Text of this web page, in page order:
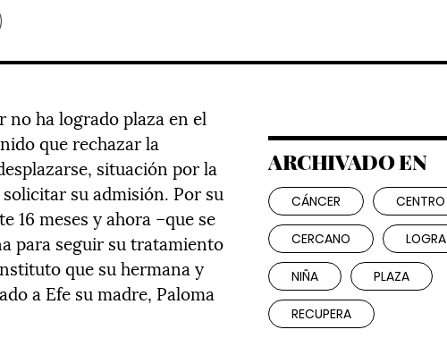
no ha logrado plaza en el
que rechazar la
situación por la
su admisión. Por su
16 meses y ahora –que se
para seguir su tratamiento
que su hermana y
a Efe su madre, Paloma
ARCHIVADO EN
CÁNCER CENTRO
CERCANO LOGRA
NIÑA PLAZA
RECUPERA